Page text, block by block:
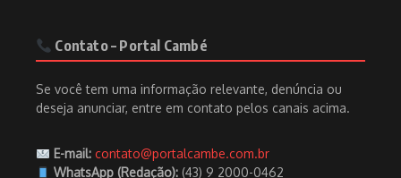
Contato – Portal Cambé
Se você tem uma informação relevante, denúncia ou
deseja anunciar, entre em contato pelos canais acima.
E-mail: contato@portalcambe.com.br
WhatsApp (Redação):(43) 9 2000-0462